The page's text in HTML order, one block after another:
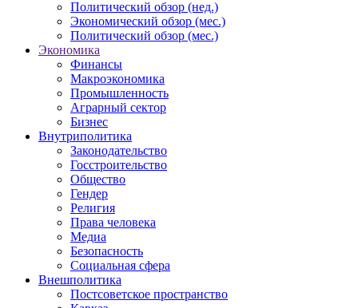
Политический обзор (нед.)
Экономический обзор (мес.)
Политический обзор (мес.)
Экономика
Финансы
Макроэкономика
Промышленность
Аграрный сектор
Бизнес
Внутриполитика
Законодательство
Госстроительство
Общество
Гендер
Религия
Права человека
Медиа
Безопасность
Социальная сфера
Внешполитика
Постсоветское пространство